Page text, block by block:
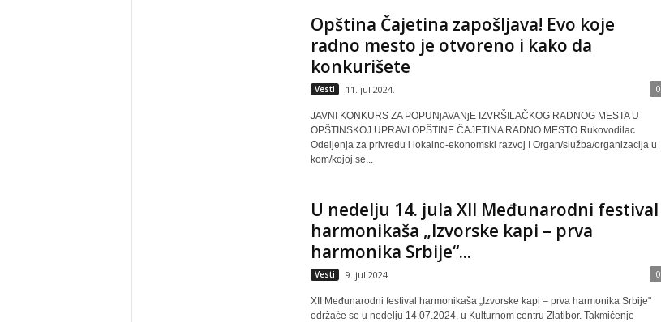
Opština Čajetina zapošljava! Evo koje
radno mesto je otvoreno i kako da
konkurišete
Vesti 11. jul 2024. 0
JAVNI KONKURS ZA POPUNjAVANjE IZVRŠILAČKOG RADNOG MESTA U
OPŠTINSKOJ UPRAVI OPŠTINE ČAJETINA RADNO MESTO Rukovodilac
Odeljenja za privredu i lokalno-ekonomski razvoj I Organ/služba/organizacija u
kom/kojoj se...
U nedelju 14. jula XII Međunarodni festival
harmonikaša „Izvorske kapi – prva
harmonika Srbije“...
Vesti 9. jul 2024. 0
XII Međunarodni festival harmonikaša „Izvorske kapi – prva harmonika Srbije"
održaće se u nedelju 14.07.2024. u Kulturnom centru Zlatibor. Takmičenje